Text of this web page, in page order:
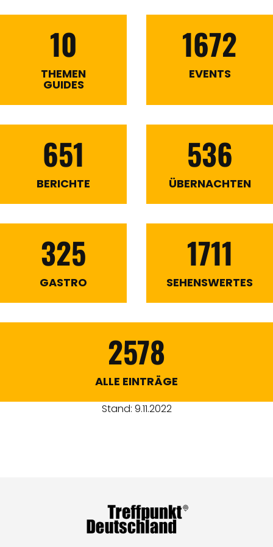
10
THEMEN
GUIDES
1672
EVENTS
651
BERICHTE
536
ÜBERNACHTEN
325
GASTRO
1711
SEHENSWERTES
2578
ALLE EINTRÄGE
Stand: 9.11.2022